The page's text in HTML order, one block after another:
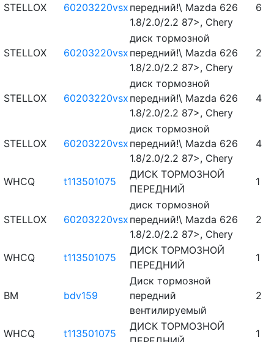
STELLOX 60203220vsx передний!\ Mazda 626
1.8/2.0/2.2 87>, Chery
6
STELLOX 60203220vsx
диск тормозной
передний!\ Mazda 626
1.8/2.0/2.2 87>, Chery
2
STELLOX 60203220vsx
диск тормозной
передний!\ Mazda 626
1.8/2.0/2.2 87>, Chery
4
STELLOX 60203220vsx
диск тормозной
передний!\ Mazda 626
1.8/2.0/2.2 87>, Chery
4
WHCQ t113501075
ДИСК ТОРМОЗНОЙ
ПЕРЕДНИЙ
1
STELLOX 60203220vsx
диск тормозной
передний!\ Mazda 626
1.8/2.0/2.2 87>, Chery
2
WHCQ t113501075
ДИСК ТОРМОЗНОЙ
ПЕРЕДНИЙ
1
BM bdv159
Диск тормозной
передний
вентилируемый
2
WHCQ t113501075
ДИСК ТОРМОЗНОЙ
1